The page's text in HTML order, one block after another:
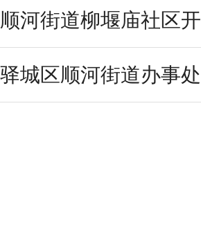
顺河街道柳堰庙社区
驿城区顺河街道办事